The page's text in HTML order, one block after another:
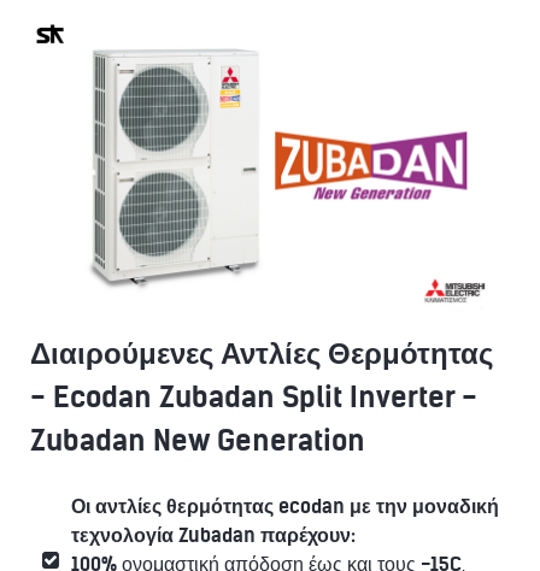
Διαιρούμενες Αντλίες Θερμότητας
- Ecodan Zubadan Split Inverter -
Zubadan New Generation
Οι αντλίες θερμότητας ecodan με την μοναδική
τεχνολογία Zubadan παρέχουν:
100% ονομαστική απόδοση έως και τους -15C